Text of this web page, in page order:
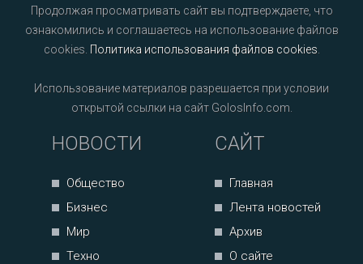
Продолжая просматривать сайт вы подтверждаете, что
ознакомились и соглашаетесь на использование файлов
cookies. Политика использования файлов cookies
Использование материалов разрешается при условии
открытой ссылки на сайт GolosInfo.com.
НОВОСТИ
Общество
Бизнес
Мир
Техно
САЙТ
Главная
Лента новостей
Архив
О сайте